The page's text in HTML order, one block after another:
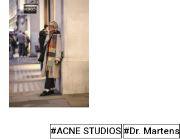
#ACNE STUDIOS #Dr. Martens